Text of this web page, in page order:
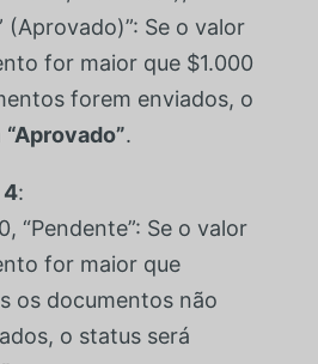
(Aprovado)”: Se o valor
for maior que $1.000
forem enviados, o
“Aprovado”.
4:
“Pendente”: Se o valor
for maior que
os documentos não
o status será